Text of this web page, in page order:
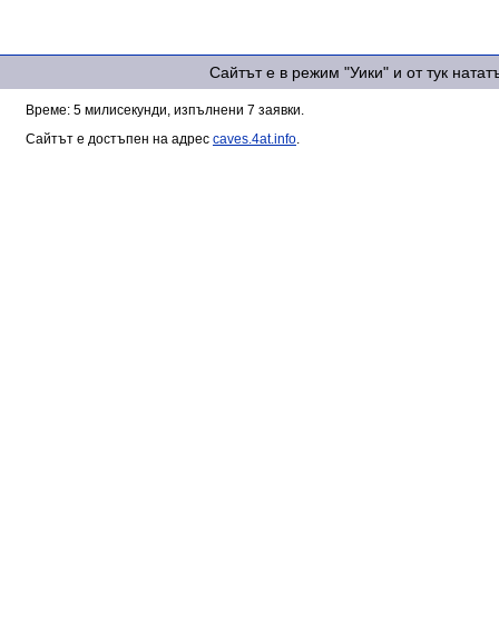
Сайтът е в режим "Уики" и от тук
Време: 5 милисекунди, изпълнени 7 заявки.
Сайтът е достъпен на адрес caves.4at.info.